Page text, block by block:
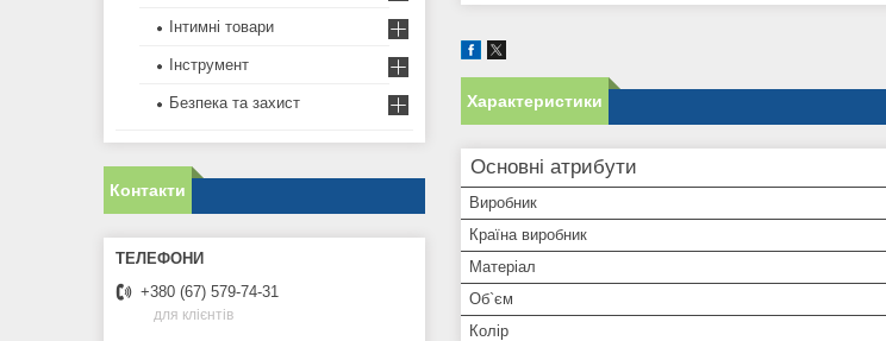
Характеристики
Основні атрибути
Виробник
Країна виробник
Матеріал
Об`єм
Колір
Інтимні товари
Інструмент
Безпека та захист
Контакти
+380 (67) 579-74-31
для клієнтів